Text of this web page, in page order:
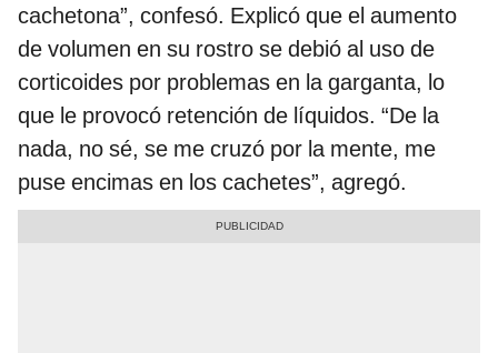
cachetona”, confesó. Explicó que el aumento
de volumen en su rostro se debió al uso de
corticoides por problemas en la garganta, lo
que le provocó retención de líquidos. “De la
nada, no sé, se me cruzó por la mente, me
puse encimas en los cachetes”, agregó.